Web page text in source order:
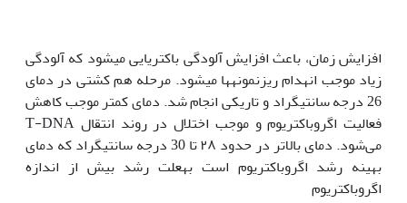
افزایش زمان، باعث افزایش آلودگی باکتریایی می‫شود که آلودگی
زیاد موجب انهدام ریزنمونه‫ها می‫شود. مرحله هم کشتی در دمای
26 درجه سانتی‫گراد و تاریکی انجام شد. دمای کمتر موجب کاهش
فعالیت اگروباکتریوم و موجب اختلال در روند انتقال T-DNA
می‌شود. دمای بالاتر در حدود ۲۸ تا 30 درجه سانتی‫گراد که دمای
بهینه رشد اگروباکتریوم است به‫علت رشد بیش از اندازه
اگروباکتریوم